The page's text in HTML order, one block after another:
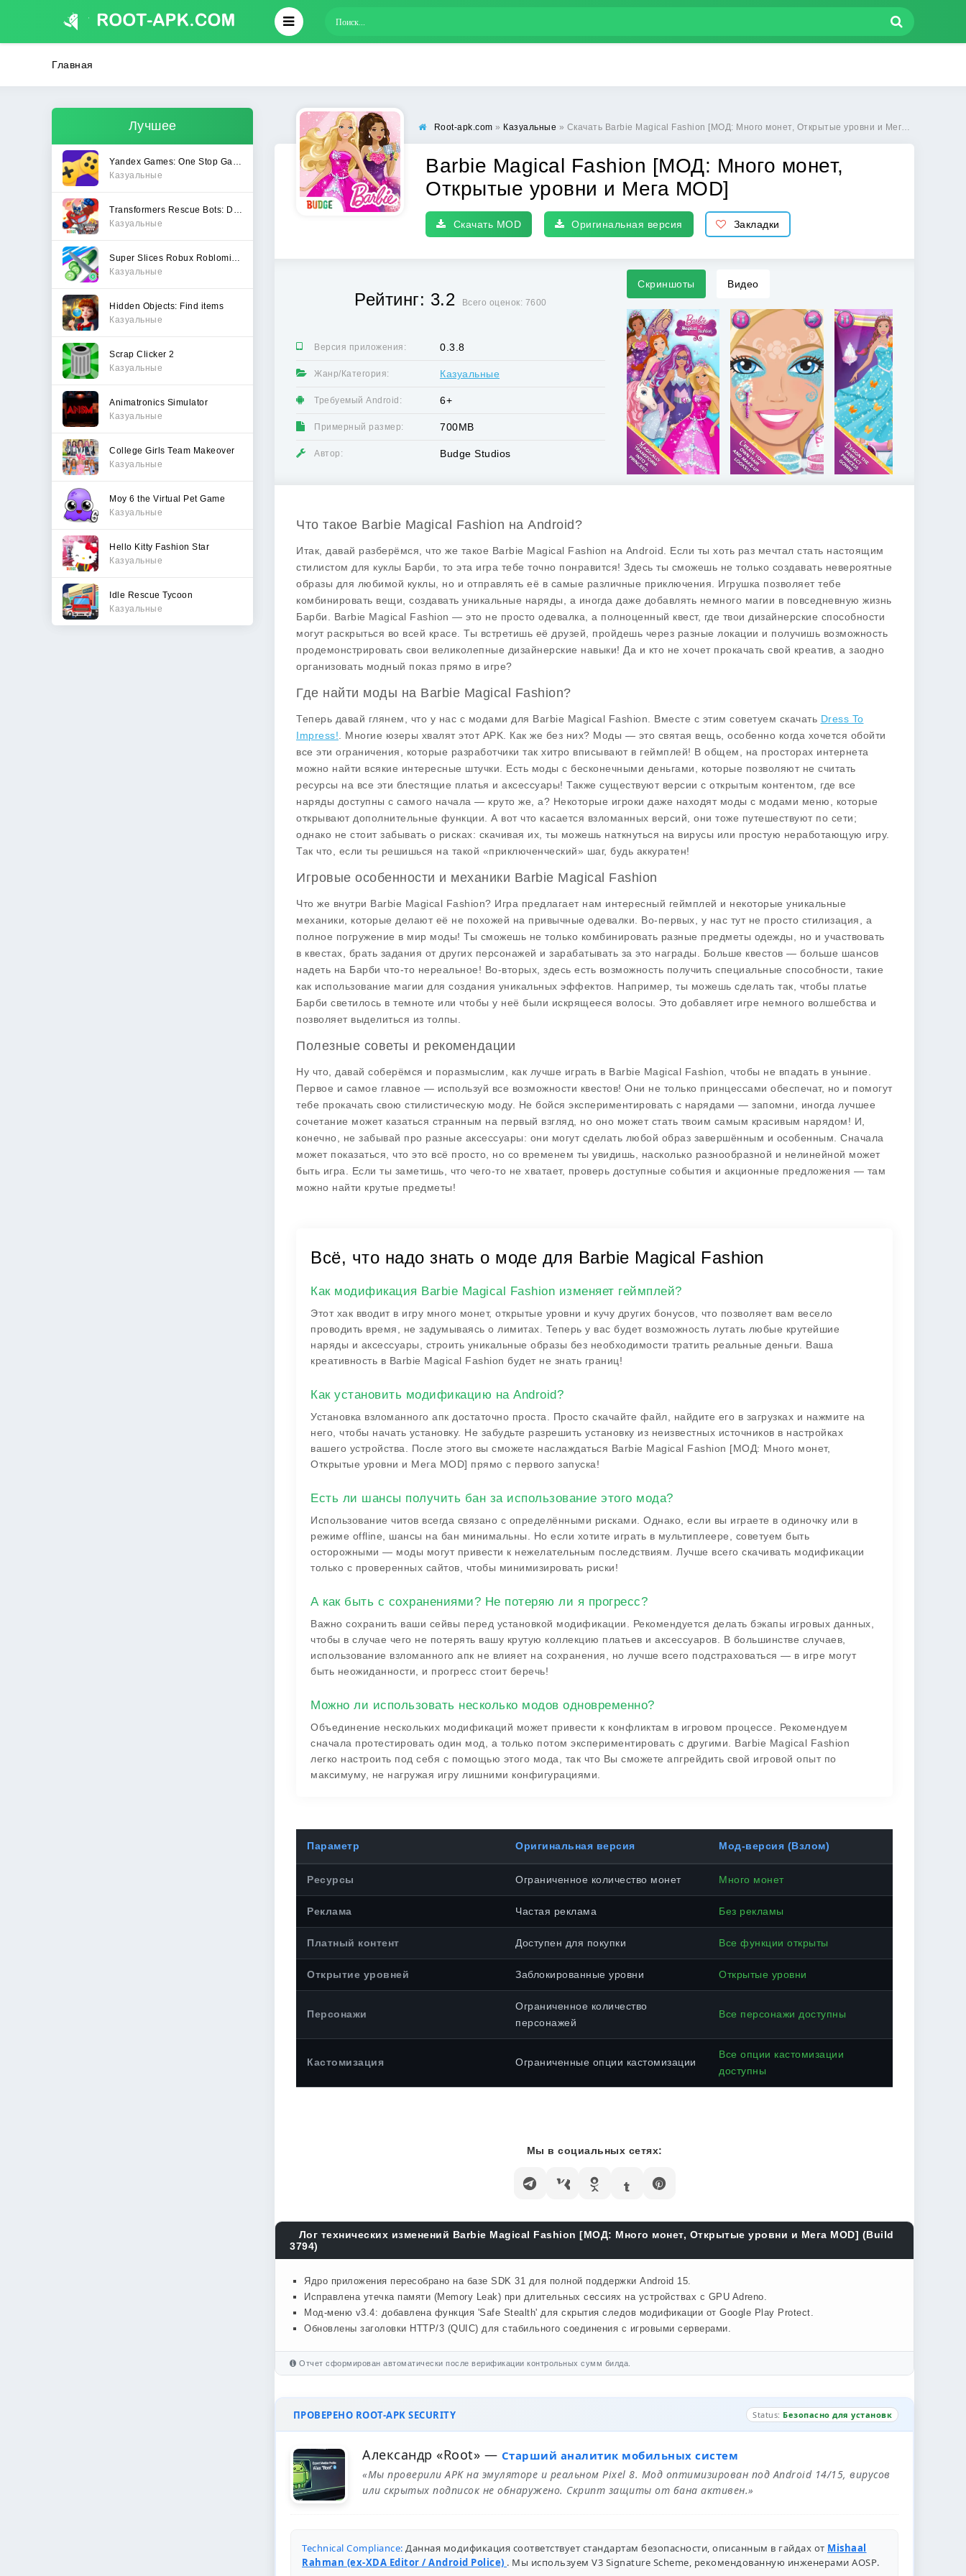
Главная
Лучшее
Казуальные
Казуальные
Казуальные
Hidden Objects: Find items
Казуальные
Scrap Clicker 2
Казуальные
Animatronics Simulator
Казуальные
College Girls Team Makeover
Казуальные
Moy 6 the Virtual Pet Game
Казуальные
Hello Kitty Fashion Star
Казуальные
Idle Rescue Tycoon
Казуальные
Root-apk.com » Казуальные » Скачать Barbie Magical Fashion [МОД: Много монет, Открытые уровни и Мега MOD] | Взлом Barbie Magical Fashion на Андроид
Barbie Magical Fashion [МОД: Много монет,
Открытые уровни и Мега MOD]
Скачать MOD Оригинальная версия Закладки
Рейтинг: 3.2 Всего оценок: 7600
Версия приложения: 0.3.8
Жанр/Категория: Казуальные
Требуемый Android: 6+
Примерный размер: 700MB
Автор: Budge Studios
Скриншоты Видео
Что такое Barbie Magical Fashion на Android?
Итак, давай разберёмся, что же такое Barbie Magical Fashion на Android. Если ты хоть раз мечтал стать настоящим
стилистом для куклы Барби, то эта игра тебе точно понравится! Здесь ты сможешь не только создавать невероятные
образы для любимой куклы, но и отправлять её в самые различные приключения. Игрушка позволяет тебе
комбинировать вещи, создавать уникальные наряды, а иногда даже добавлять немного магии в повседневную жизнь
Барби. Barbie Magical Fashion — это не просто одевалка, а полноценный квест, где твои дизайнерские способности
могут раскрыться во всей красе. Ты встретишь её друзей, пройдешь через разные локации и получишь возможность
продемонстрировать свои великолепные дизайнерские навыки! Да и кто не хочет прокачать свой креатив, а заодно
организовать модный показ прямо в игре?
Где найти моды на Barbie Magical Fashion?
Теперь давай глянем, что у нас с модами для Barbie Magical Fashion . Вместе с этим советуем скачать Dress To
Impress! . Многие юзеры хвалят этот APK. Как же без них? Моды — это святая вещь, особенно когда хочется обойти
все эти ограничения, которые разработчики так хитро вписывают в геймплей! В общем, на просторах интернета
можно найти всякие интересные штучки. Есть моды с бесконечными деньгами , которые позволяют не считать
ресурсы на все эти блестящие платья и аксессуары! Также существуют версии с открытым контентом , где все
наряды доступны с самого начала — круто же, а? Некоторые игроки даже находят моды с модами меню , которые
открывают дополнительные функции. А вот что касается взломанных версий, они тоже путешествуют по сети;
однако не стоит забывать о рисках: скачивая их, ты можешь наткнуться на вирусы или простую неработающую игру.
Так что, если ты решишься на такой «приключенческий» шаг, будь аккуратен!
Игровые особенности и механики Barbie Magical Fashion
Что же внутри Barbie Magical Fashion? Игра предлагает нам интересный геймплей и некоторые уникальные
механики, которые делают её не похожей на привычные одевалки. Во-первых, у нас тут не просто стилизация, а
полное погружение в мир моды! Ты сможешь не только комбинировать разные предметы одежды, но и участвовать
в квестах, брать задания от других персонажей и зарабатывать за это награды. Больше квестов — больше шансов
надеть на Барби что-то нереальное! Во-вторых, здесь есть возможность получить специальные способности, такие
как использование магии для создания уникальных эффектов. Например, ты можешь сделать так, чтобы платье
Барби светилось в темноте или чтобы у неё были искрящееся волосы. Это добавляет игре немного волшебства и
позволяет выделиться из толпы.
Полезные советы и рекомендации
Ну что, давай соберёмся и поразмыслим, как лучше играть в Barbie Magical Fashion , чтобы не впадать в уныние.
Первое и самое главное — используй все возможности квестов! Они не только принцессами обеспечат, но и помогут
тебе прокачать свою стилистическую моду. Не бойся экспериментировать с нарядами — запомни, иногда лучшее
сочетание может казаться странным на первый взгляд, но оно может стать твоим самым красивым нарядом! И,
конечно, не забывай про разные аксессуары: они могут сделать любой образ завершённым и особенным. Сначала
может показаться, что это всё просто, но со временем ты увидишь, насколько разнообразной и нелинейной может
быть игра. Если ты заметишь, что чего-то не хватает, проверь доступные события и акционные предложения — там
можно найти крутые предметы!
Всё, что надо знать о моде для Barbie Magical Fashion
Как модификация Barbie Magical Fashion изменяет геймплей?
Этот хак вводит в игру много монет, открытые уровни и кучу других бонусов, что позволяет вам весело
проводить время, не задумываясь о лимитах. Теперь у вас будет возможность лутать любые крутейшие
наряды и аксессуары, строить уникальные образы без необходимости тратить реальные деньги. Ваша
креативность в Barbie Magical Fashion будет не знать границ!
Как установить модификацию на Android?
Установка взломанного апк достаточно проста. Просто скачайте файл, найдите его в загрузках и нажмите на
него, чтобы начать установку. Не забудьте разрешить установку из неизвестных источников в настройках
вашего устройства. После этого вы сможете наслаждаться Barbie Magical Fashion [МОД: Много монет,
Открытые уровни и Мега MOD] прямо с первого запуска!
Есть ли шансы получить бан за использование этого мода?
Использование читов всегда связано с определёнными рисками. Однако, если вы играете в одиночку или в
режиме offline, шансы на бан минимальны. Но если хотите играть в мультиплеере, советуем быть
осторожными — моды могут привести к нежелательным последствиям. Лучше всего скачивать модификации
только с проверенных сайтов, чтобы минимизировать риски!
А как быть с сохранениями? Не потеряю ли я прогресс?
Важно сохранить ваши сейвы перед установкой модификации. Рекомендуется делать бэкапы игровых данных,
чтобы в случае чего не потерять вашу крутую коллекцию платьев и аксессуаров. В большинстве случаев,
использование взломанного апк не влияет на сохранения, но лучше всего подстраховаться — в игре могут
быть неожиданности, и прогресс стоит беречь!
Можно ли использовать несколько модов одновременно?
Объединение нескольких модификаций может привести к конфликтам в игровом процессе. Рекомендуем
сначала протестировать один мод, а только потом экспериментировать с другими. Barbie Magical Fashion
легко настроить под себя с помощью этого мода, так что Вы сможете апгрейдить свой игровой опыт по
максимуму, не нагружая игру лишними конфигурациями.
Параметр Оригинальная версия Мод-версия (Взлом)
Ресурсы Ограниченное количество монет Много монет
Реклама Частая реклама Без рекламы
Платный контент Доступен для покупки Все функции открыты
Открытие уровней Заблокированные уровни Открытые уровни
Персонажи
Ограниченное количество
персонажей
Все персонажи доступны
Кастомизация Ограниченные опции кастомизации
Все опции кастомизации
доступны
Мы в социальных сетях:
Лог технических изменений Barbie Magical Fashion [МОД: Много монет, Открытые уровни и Мега MOD] (Build
3794)
Ядро приложения пересобрано на базе SDK 31 для полной поддержки Android 15.
Исправлена утечка памяти (Memory Leak) при длительных сессиях на устройствах с GPU Adreno.
Мод-меню v3.4: добавлена функция 'Safe Stealth' для скрытия следов модификации от Google Play Protect.
Обновлены заголовки HTTP/3 (QUIC) для стабильного соединения с игровыми серверами.
Отчет сформирован автоматически после верификации контрольных сумм билда.
ПРОВЕРЕНО ROOT-APK SECURITY Status: Безопасно для установк
Александр «Root» — Старший аналитик мобильных систем
«Мы проверили APK на эмуляторе и реальном Pixel 8. Мод оптимизирован под Android 14/15, вирусов
или скрытых подписок не обнаружено. Скрипт защиты от бана активен.»
Technical Compliance: Данная модификация соответствует стандартам безопасности, описанным в гайдах от Mishaal
Rahman (ex-XDA Editor / Android Police) . Мы используем V3 Signature Scheme, рекомендованную инженерами AOSP.